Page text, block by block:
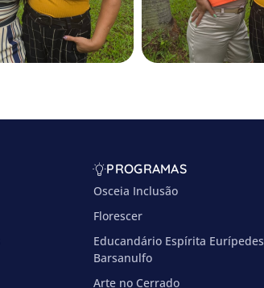
PROGRAMAS
Osceia Inclusão
Florescer
Educandário Espírita Eurípedes
Barsanulfo
Arte no Cerrado